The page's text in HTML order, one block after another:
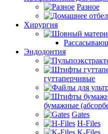
Разное
Хирургия
Эндодонтия
гуттаперчивые
бумажные
Gates
H-Files
K-Files